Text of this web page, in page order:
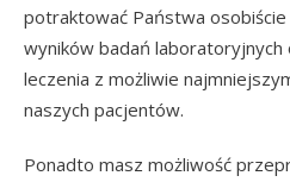
potraktować Państwa
wyników badań
leczenia z możliwie
naszych pacjentów.
Ponadto masz możliwość